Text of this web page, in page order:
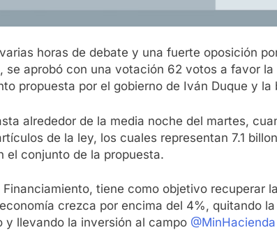
horas de debate y una fuerte oposición
se aprobó con una votación 62 votos a favor
propuesta por el gobierno de Iván Duque y
alrededor de la media noche del martes,
de la ley, los cuales representan 7.1
el conjunto de la propuesta.
Financiamiento, tiene como objetivo recuperar
crezca por encima del 4%, quitando
y llevando la inversión al campo @MinHacienda